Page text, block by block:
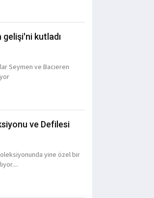
gelişi'ni kutladı
Seymen ve Bacıeren
ve Defilesi
yine özel bir